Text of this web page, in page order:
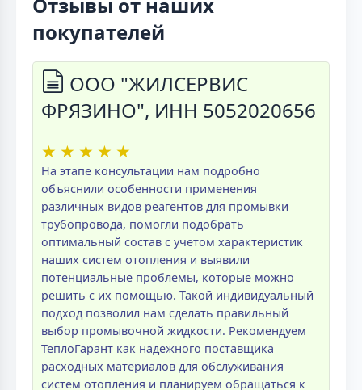
покупателей
ООО "ЖИЛСЕРВИС
ФРЯЗИНО", ИНН 5052020656
★ ★ ★ ★ ★
На этапе консультации нам подробно
объяснили особенности применения
различных видов реагентов для промывки
трубопровода, помогли подобрать
оптимальный состав с учетом характеристик
наших систем отопления и выявили
потенциальные проблемы, которые можно
решить с их помощью. Такой индивидуальный
подход позволил нам сделать правильный
выбор промывочной жидкости. Рекомендуем
ТеплоГарант как надежного поставщика
расходных материалов для обслуживания
систем отопления и планируем обращаться к